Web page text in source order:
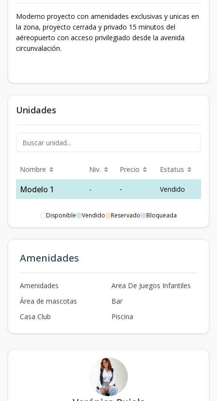
Moderno proyecto con amenidades exclusivas y unicas en
la zona, proyecto cerrada y privado 15 minutos del
aéreopuerto con acceso privilegiado desde la avenida
circunvalación.
Unidades
Nombre Niv. Precio Estatus
Modelo 1 - - Vendido
Disponible Vendido Reservado Bloqueada
Amenidades
Amenidades
Area De Juegos Infantiles
Área de mascotas
Bar
Casa Club
Piscina